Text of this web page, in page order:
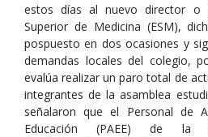
estos días al nuevo director o
Superior de Medicina (ESM),
pospuesto en dos ocasiones y
demandas locales del colegio,
evalúa realizar un paro total de
integrantes de la asamblea
señalaron que el Personal de
Educación (PAEE) de la